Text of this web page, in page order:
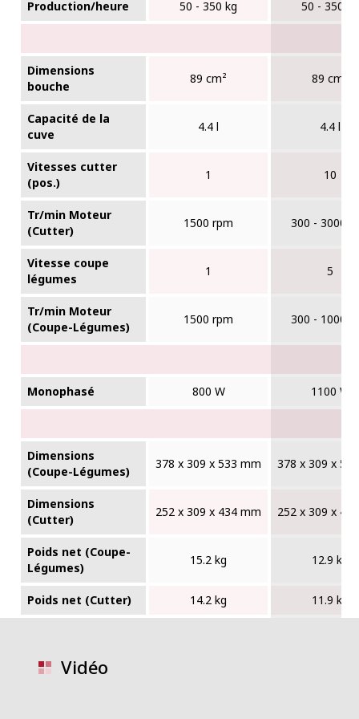
Production/heure 50 - 350 kg 50 - 350 kg
Dimensions
bouche
89 cm² 89 cm²
Capacité de la
cuve
4.4 l 4.4 l
Vitesses cutter
(pos.)
1 10
Tr/min Moteur
(Cutter)
1500 rpm 300 - 3000
Vitesse coupe
légumes
1 5
Tr/min Moteur
(Coupe-Légumes)
1500 rpm 300 - 1000
Monophasé 800 W 1100 W
Dimensions
(Coupe-Légumes)
378 x 309 x 533 mm 378 x 309 x
Dimensions
(Cutter)
252 x 309 x 434 mm 252 x 309 x
Poids net (Coupe-
Légumes)
15.2 kg 12.9 kg
Poids net (Cutter) 14.2 kg 11.9 kg
Vidéo